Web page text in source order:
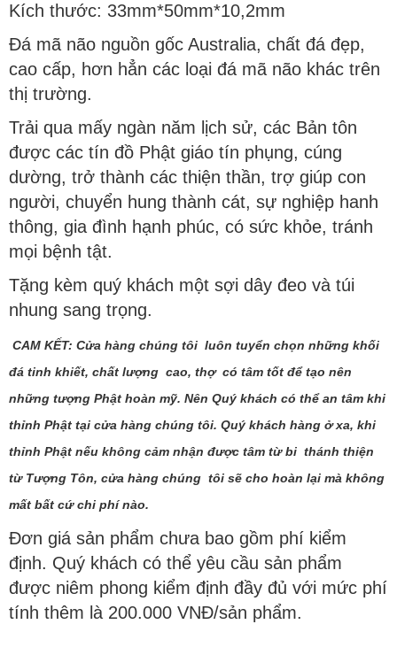
Kích thước: 33mm*50mm*10,2mm
Đá mã não nguồn gốc Australia, chất đá đẹp,
cao cấp, hơn hẳn các loại đá mã não khác trên
thị trường.
Trải qua mấy ngàn năm lịch sử, các Bản tôn
được các tín đồ Phật giáo tín phụng, cúng
dường, trở thành các thiện thần, trợ giúp con
người, chuyển hung thành cát, sự nghiệp hanh
thông, gia đình hạnh phúc, có sức khỏe, tránh
mọi bệnh tật.
Tặng kèm quý khách một sợi dây đeo và túi
nhung sang trọng.
CAM KẾT: Cửa hàng chúng tôi luôn tuyển chọn những khối
đá tinh khiết, chất lượng cao, thợ có tâm tốt để tạo nên
những tượng Phật hoàn mỹ. Nên Quý khách có thể an tâm khi
thỉnh Phật tại cửa hàng chúng tôi. Quý khách hàng ở xa, khi
thỉnh Phật nếu không cảm nhận được tâm từ bi thánh thiện
từ Tượng Tôn, cửa hàng chúng tôi sẽ cho hoàn lại mà không
mất bất cứ chi phí nào.
Đơn giá sản phẩm chưa bao gồm phí kiểm
định. Quý khách có thể yêu cầu sản phẩm
được niêm phong kiểm định đầy đủ với mức phí
tính thêm là 200.000 VNĐ/sản phẩm.